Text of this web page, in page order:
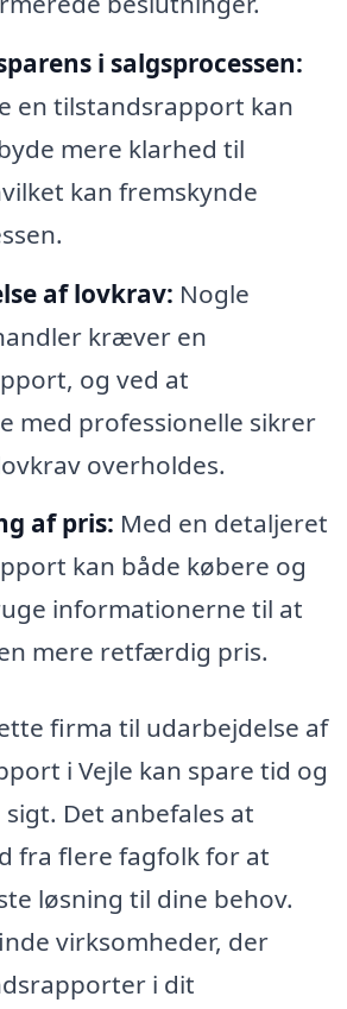
i salgsprocessen:
en tilstandsrapport kan
mere klarhed til
kan fremskynde
af lovkrav: Nogle
kræver en
og ved at
med professionelle sikrer
overholdes.
af pris: Med en detaljeret
kan både købere og
informationerne til at
mere retfærdig pris.
firma til udarbejdelse af
i Vejle kan spare tid og
Det anbefales at
fra flere fagfolk for at
løsning til dine behov.
virksomheder, der
i dit